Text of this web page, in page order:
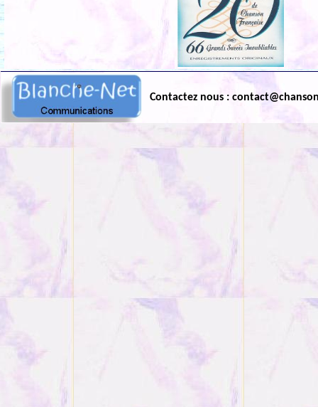
Contactez nous :